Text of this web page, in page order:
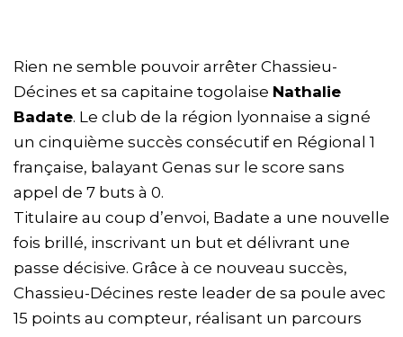
Rien ne semble pouvoir arrêter Chassieu-
Décines et sa capitaine togolaise Nathalie
Badate. Le club de la région lyonnaise a signé
un cinquième succès consécutif en Régional 1
française, balayant Genas sur le score sans
appel de 7 buts à 0.
Titulaire au coup d’envoi, Badate a une nouvelle
fois brillé, inscrivant un but et délivrant une
passe décisive. Grâce à ce nouveau succès,
Chassieu-Décines reste leader de sa poule avec
15 points au compteur, réalisant un parcours